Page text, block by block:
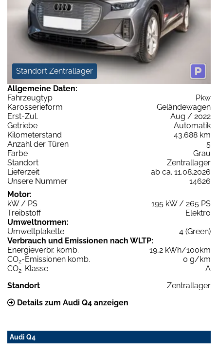
Standort Zentrallager
Allgemeine Daten:
Fahrzeugtyp
Pkw
Karosserieform
Geländewagen
Erst-Zul.
Aug / 2022
Getriebe
Automatik
Kilometerstand
43.688 km
Anzahl der Türen
5
Farbe
Grau
Standort
Zentrallager
Lieferzeit
ab ca. 11.08.2026
Unsere Nummer
14626
Motor:
kW / PS
195 kW / 265 PS
Treibstoff
Elektro
Umweltnormen:
Umweltplakette
4 (Green)
Verbrauch und Emissionen nach WLTP:
Energieverbr. komb.
19,2 kWh/100km
CO2-Emissionen komb.
0 g/km
CO2-Klasse
A
Standort
Zentrallager
Details zum Audi Q4 anzeigen
Audi Q4